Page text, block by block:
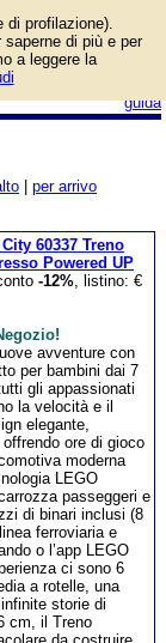
guida
giochi da tavolo
Costruzioni da
anni.
per arrivo
60337 Treno
Powered UP
-12%, listino: €
avventure con
per bambini dai 7
gli appassionati
la velocità e il
elegante,
ore di gioco
moderna
LEGO
passeggeri e
di binari inclusi (8
ferroviaria e
o l’app LEGO
ci sono 6
a rotelle, una
storie di
cm, il Treno
di profilazione).
di più e per
a leggere la